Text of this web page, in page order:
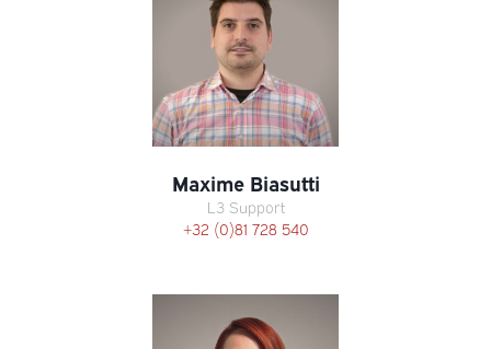
Maxime Biasutti
L3 Support
+32 (0)81 728 540